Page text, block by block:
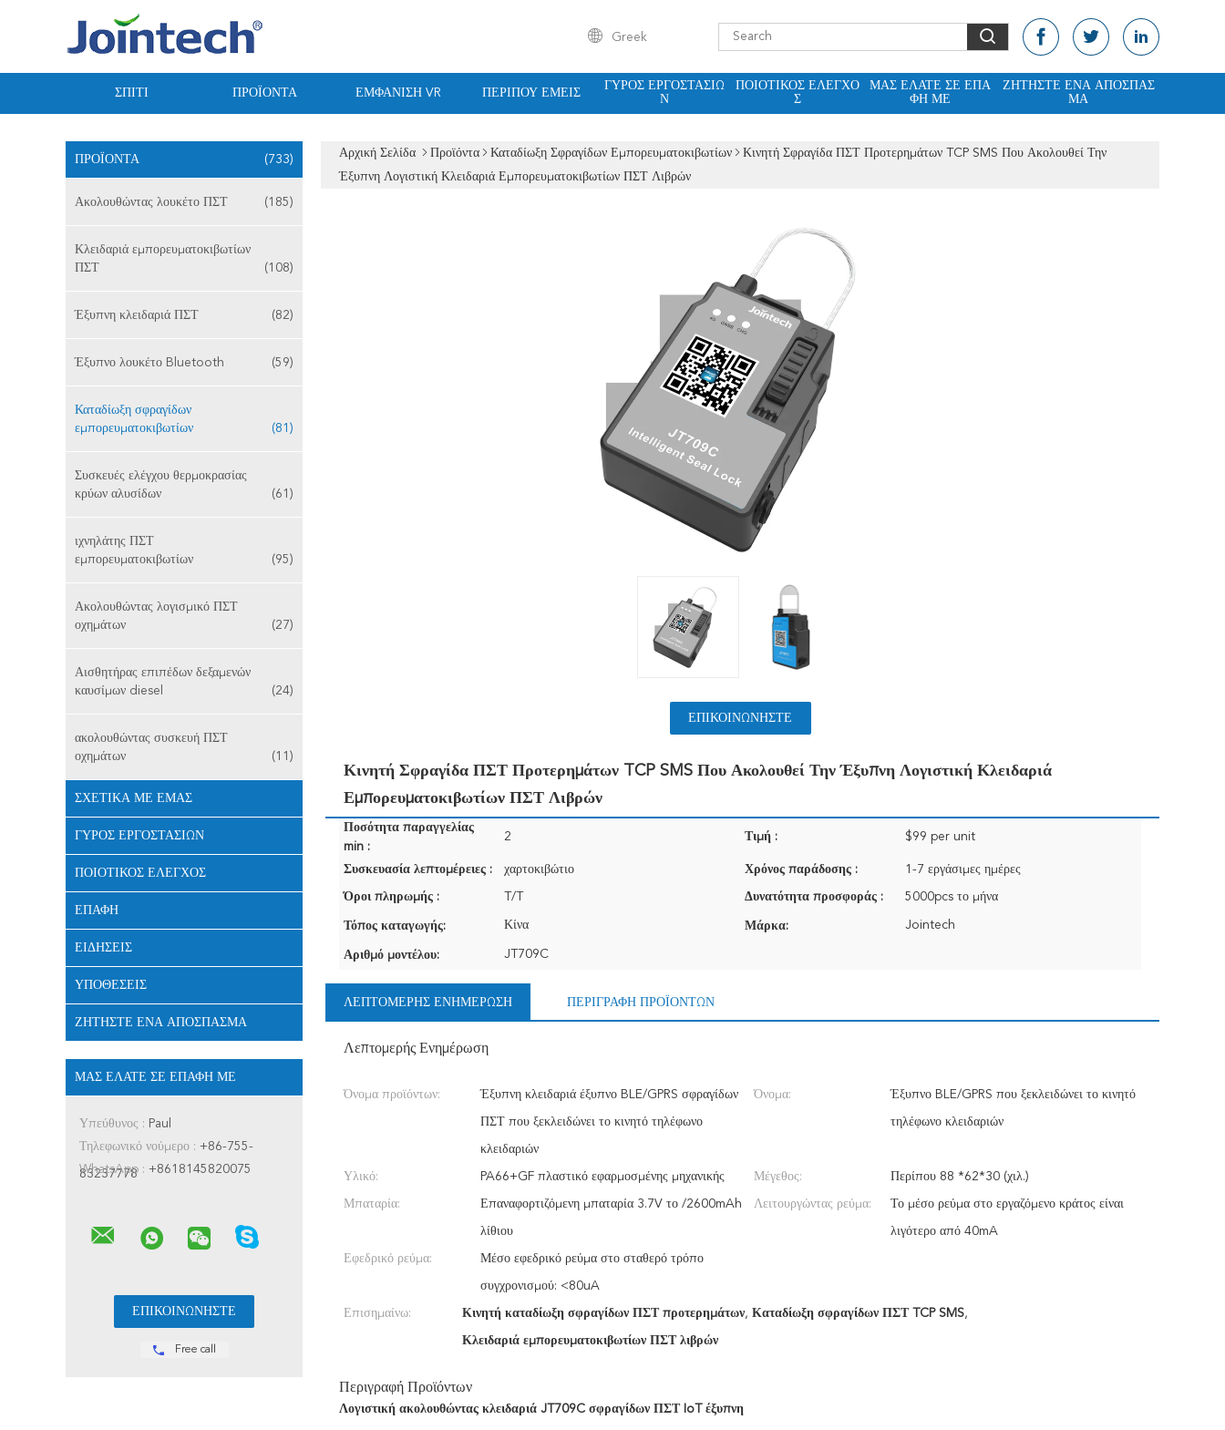
Greek
ΣΠΊΤΙ ΠΡΟΪΌΝΤΑ ΕΜΦΆΝΙΣΗ VR ΠΕΡΊΠΟΥ ΕΜΕΊΣ
ΓΎΡΟΣ ΕΡΓΟΣΤΑΣΊΩ
Ν
ΠΟΙΟΤΙΚΌΣ ΈΛΕΓΧΟ
Σ
ΜΑΣ ΕΛΆΤΕ ΣΕ ΕΠΑ
ΦΉ ΜΕ
ΖΗΤΉΣΤΕ ΈΝΑ ΑΠΌΣΠΑΣ
ΜΑ
ΠΡΟΪΌΝΤΑ (733)
Ακολουθώντας λουκέτο ΠΣΤ (185)
Κλειδαριά εμπορευματοκιβωτίων
ΠΣΤ
(108)
Έξυπνη κλειδαριά ΠΣΤ (82)
Έξυπνο λουκέτο Bluetooth (59)
Καταδίωξη σφραγίδων
εμπορευματοκιβωτίων
(81)
Συσκευές ελέγχου θερμοκρασίας
κρύων αλυσίδων
(61)
ιχνηλάτης ΠΣΤ
εμπορευματοκιβωτίων
(95)
Ακολουθώντας λογισμικό ΠΣΤ
οχημάτων
(27)
Αισθητήρας επιπέδων δεξαμενών
καυσίμων diesel
(24)
ακολουθώντας συσκευή ΠΣΤ
οχημάτων
(11)
ΣΧΕΤΙΚΆ ΜΕ ΕΜΆΣ
ΓΎΡΟΣ ΕΡΓΟΣΤΑΣΊΩΝ
ΠΟΙΟΤΙΚΌΣ ΈΛΕΓΧΟΣ
ΕΠΑΦΉ
ΕΙΔΉΣΕΙΣ
ΥΠΟΘΈΣΕΙΣ
ΖΗΤΉΣΤΕ ΈΝΑ ΑΠΌΣΠΑΣΜΑ
ΜΑΣ ΕΛΆΤΕ ΣΕ ΕΠΑΦΉ ΜΕ
Υπεύθυνος : Paul
Τηλεφωνικό νούμερο : +86-755-
83237778
WhatsApp : +8618145820075
Free call
Αρχική Σελίδα Προϊόντα Καταδίωξη Σφραγίδων Εμπορευματοκιβωτίων
Κινητή Σφραγίδα ΠΣΤ Προτερημάτων TCP SMS Που Ακολουθεί Την
Έξυπνη Λογιστική Κλειδαριά Εμπορευματοκιβωτίων ΠΣΤ Λιβρών
ΕΠΙΚΟΙΝΩΝΉΣΤΕ
Κινητή Σφραγίδα ΠΣΤ Προτερημάτων TCP SMS Που Ακολουθεί Την Έξυπνη Λογιστική Κλειδαριά
Εμπορευματοκιβωτίων ΠΣΤ Λιβρών
Ποσότητα παραγγελίας
min :
2 Τιμή : $99 per unit
Συσκευασία λεπτομέρειες : χαρτοκιβώτιο Χρόνος παράδοσης : 1-7 εργάσιμες ημέρες
Όροι πληρωμής : T/T Δυνατότητα προσφοράς : 5000pcs το μήνα
Τόπος καταγωγής: Κίνα Μάρκα: Jointech
Αριθμό μοντέλου: JT709C
ΛΕΠΤΟΜΕΡΉΣ ΕΝΗΜΈΡΩΣΗ ΠΕΡΙΓΡΑΦΉ ΠΡΟΪΌΝΤΩΝ
Λεπτομερής Ενημέρωση
Όνομα προϊόντων: Έξυπνη κλειδαριά έξυπνο BLE/GPRS σφραγίδων
ΠΣΤ που ξεκλειδώνει το κινητό τηλέφωνο
κλειδαριών
Όνομα: Έξυπνο BLE/GPRS που ξεκλειδώνει το κινητό
τηλέφωνο κλειδαριών
Υλικό: PA66+GF πλαστικό εφαρμοσμένης μηχανικής Μέγεθος: Περίπου 88 *62*30 (χιλ.)
Μπαταρία: Επαναφορτιζόμενη μπαταρία 3.7V το /2600mAh
λίθιου
Λειτουργώντας ρεύμα: Το μέσο ρεύμα στο εργαζόμενο κράτος είναι
λιγότερο από 40mA
Εφεδρικό ρεύμα: Μέσο εφεδρικό ρεύμα στο σταθερό τρόπο
συγχρονισμού: <80uA
Επισημαίνω: Κινητή καταδίωξη σφραγίδων ΠΣΤ προτερημάτων, Καταδίωξη σφραγίδων ΠΣΤ TCP SMS,
Κλειδαριά εμπορευματοκιβωτίων ΠΣΤ λιβρών
Περιγραφή Προϊόντων
Λογιστική ακολουθώντας κλειδαριά JT709C σφραγίδων ΠΣΤ IoT έξυπνη